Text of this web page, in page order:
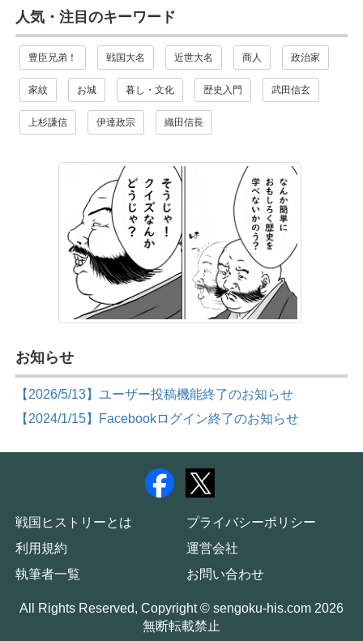
人気・注目のキーワード
豊臣兄弟！ 戦国大名 近世大名 商人 政治家
家紋 お城 暮し・文化 歴史入門 武田信玄
上杉謙信 伊達政宗 織田信長
お知らせ
【2026/5/13】ユーザー投稿機能終了のお知らせ
【2024/1/15】Facebookログイン終了のお知らせ
戦国ヒストリーとは
プライバシーポリシー
利用規約
運営会社
執筆者一覧
お問い合わせ
All Rights Reserved, Copyright © sengoku-his.com 2026
無断転載禁止